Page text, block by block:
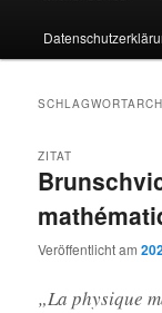
ZITAT
Veröffentlicht am
„La physique